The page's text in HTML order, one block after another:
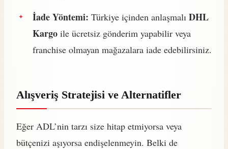
İade Yöntemi: Türkiye içinden anlaşmalı DHL
Kargo ile ücretsiz gönderim yapabilir veya
franchise olmayan mağazalara iade edebilirsiniz.
Alışveriş Stratejisi ve Alternatifler
Eğer ADL’nin tarzı size hitap etmiyorsa veya
bütçenizi aşıyorsa endişelenmeyin. Belki de